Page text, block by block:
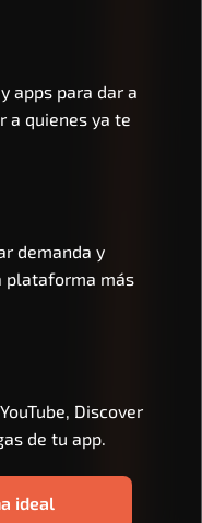
apps para dar a
a quienes ya te
demanda y
plataforma más
Discover
de tu app.
ideal